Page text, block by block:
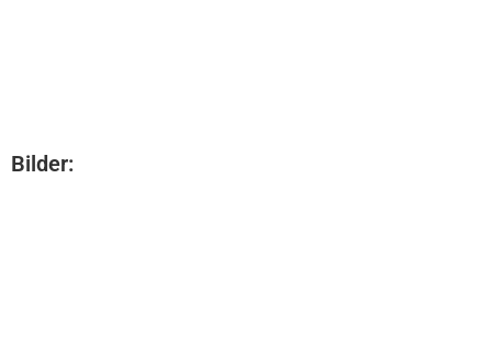
Bilder: